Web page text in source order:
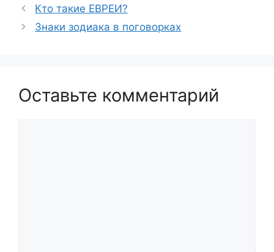
Кто такие ЕВРЕИ?
Знаки зодиака в поговорках
Оставьте комментарий